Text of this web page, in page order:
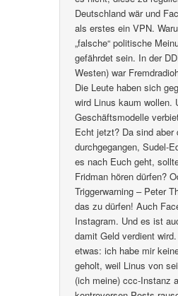
Deutschland wär und
als erstes ein VPN.
„falsche“ politische
gefährdet sein. In der
Westen) war
Die Leute haben sich
wird Linus kaum wollen.
Geschäftsmodelle
Echt jetzt? Da sind aber
durchgegangen, Sudel-
es nach Euch geht,
Fridman hören dürfen?
Triggerwarning – Peter
das zu dürfen! Auch
Instagram. Und es ist
damit Geld verdient
etwas: ich habe mir
geholt, weil Linus von
(ich meine) ccc-Instanz